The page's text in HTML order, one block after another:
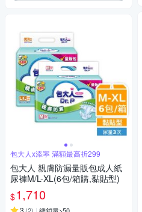
包大人x添寧 滿額最高折299
包大人 親膚防漏量販包成人紙
尿褲M/L-XL(6包/箱購,黏貼型)
$1,710